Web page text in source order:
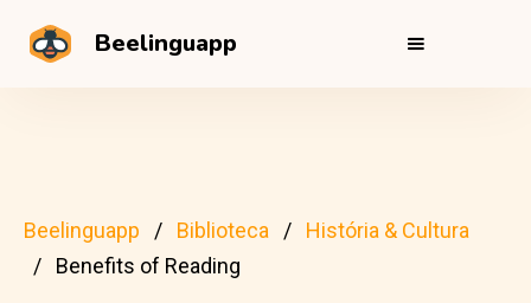
Beelinguapp
Beelinguapp Biblioteca
História & Cultura
Benefits of Reading